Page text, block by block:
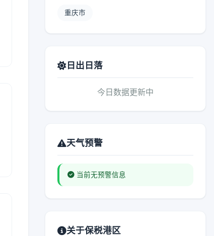
重庆市
日出日落
今日数据更新中
天气预警
当前无预警信息
关于保税港区